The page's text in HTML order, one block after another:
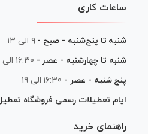
ساعات کاری
شنبه تا پنج‌شنبه - صبح - ۹ الی ۱۳
شنبه تا چهارشنبه - عصر - 16:30 الی 20
پنج شنبه - عصر - 16:30 الی 19
ایام تعطیلات رسمی فروشگاه
راهنمای خرید